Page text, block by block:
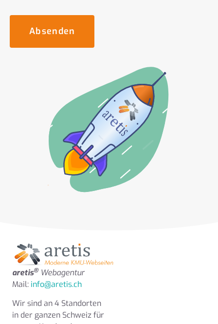
Absenden
aretis® Webagentur
Mail: info@aretis.ch
Wir sind an 4 Standorten
in der ganzen Schweiz für